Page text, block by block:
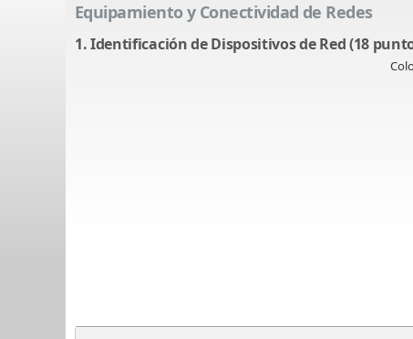
Equipamiento y Conectividad de Redes
1. Identificación de Dispositivos de Red (18